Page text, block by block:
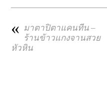
« มาตาปิตาแคนทีน –
ร้านข้าวแกงจานสวย
หัวหิน